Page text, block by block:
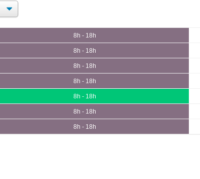
8h - 18h
8h - 18h
8h - 18h
8h - 18h
8h - 18h
8h - 18h
8h - 18h